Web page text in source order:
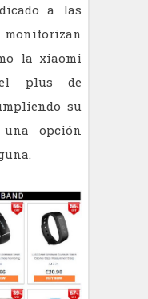
a las
la xiaomi
plus de
su
opción